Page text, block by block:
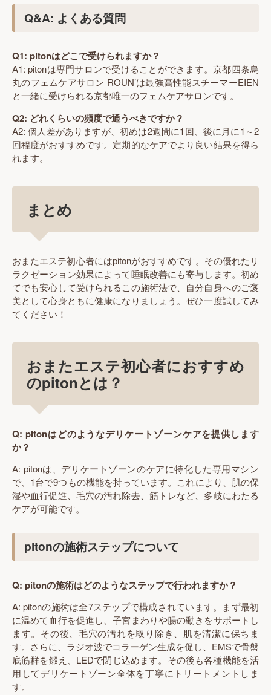
Q&A: よくある質問
Q1: pitonはどこで受けられますか？
A1: pitonは専門サロンで受けることができます。京都四条烏
丸のフェムケアサロン ROUN’は最強高性能スチーマーEIEN
と一緒に受けられる京都唯一のフェムケアサロンです。
Q2: どれくらいの頻度で通うべきですか？
A2: 個人差がありますが、初めは2週間に1回、後に月に1～2
回程度がおすすめです。定期的なケアでより良い結果を得ら
れます。
まとめ
おまたエステ初心者にはpitonがおすすめです。その優れたリ
ラクゼーション効果によって睡眠改善にも寄与します。初め
てでも安心して受けられるこの施術法で、自分自身へのご褒
美として心身ともに健康になりましょう。ぜひ一度試してみ
てください！
おまたエステ初心者におすすめ
のpitonとは？
Q: pitonはどのようなデリケートゾーンケアを提供します
か？
A: pitonは、デリケートゾーンのケアに特化した専用マシン
で、1台で9つもの機能を持っています。これにより、肌の保
湿や血行促進、毛穴の汚れ除去、筋トレなど、多岐にわたる
ケアが可能です。
pitonの施術ステップについて
Q: pitonの施術はどのようなステップで行われますか？
A: pitonの施術は全7ステップで構成されています。まず最初
に温めて血行を促進し、子宮まわりや腸の動きをサポートし
ます。その後、毛穴の汚れを取り除き、肌を清潔に保ちま
す。さらに、ラジオ波でコラーゲン生成を促し、EMSで骨盤
底筋群を鍛え、LEDで閉じ込めます。その後も各種機能を活
用してデリケートゾーン全体を丁寧にトリートメントしま
す。